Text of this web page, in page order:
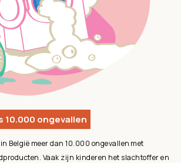
10.000 ongevallen
België meer dan 10.000 ongevallen met
Vaak zijn kinderen het slachtoffer en